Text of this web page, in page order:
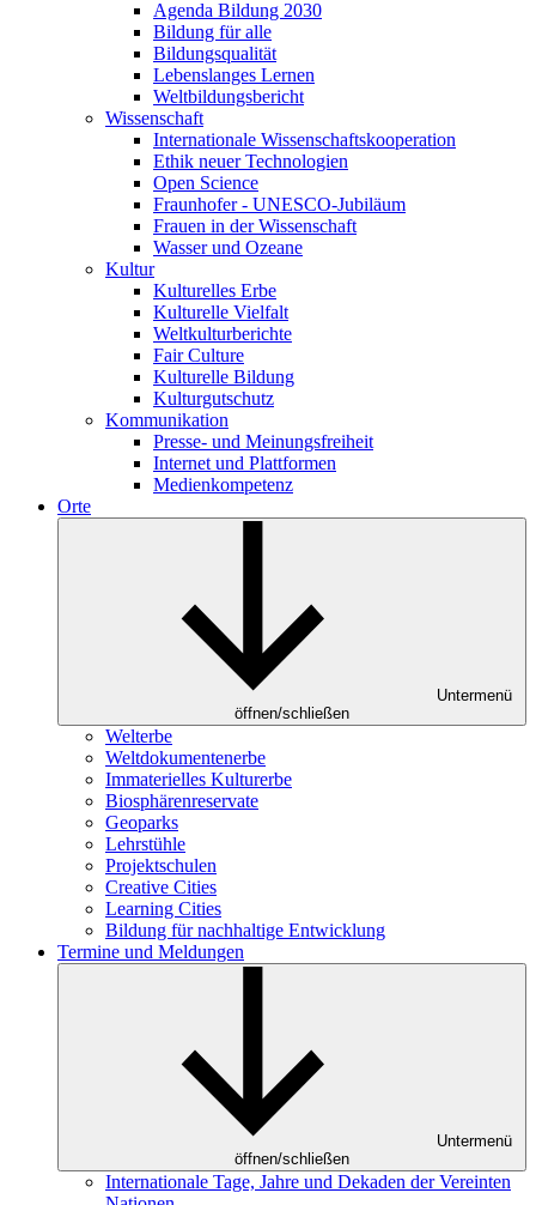
Agenda Bildung 2030
Bildung für alle
Bildungsqualität
Lebenslanges Lernen
Weltbildungsbericht
Wissenschaft
Internationale Wissenschaftskooperation
Ethik neuer Technologien
Open Science
Fraunhofer - UNESCO-Jubiläum
Frauen in der Wissenschaft
Wasser und Ozeane
Kultur
Kulturelles Erbe
Kulturelle Vielfalt
Weltkulturberichte
Fair Culture
Kulturelle Bildung
Kulturgutschutz
Kommunikation
Presse- und Meinungsfreiheit
Internet und Plattformen
Medienkompetenz
Orte
Untermenü
öffnen/schließen
Welterbe
Weltdokumentenerbe
Immaterielles Kulturerbe
Biosphärenreservate
Geoparks
Lehrstühle
Projektschulen
Creative Cities
Learning Cities
Bildung für nachhaltige Entwicklung
Termine und Meldungen
Untermenü
öffnen/schließen
Internationale Tage, Jahre und Dekaden der Vereinten